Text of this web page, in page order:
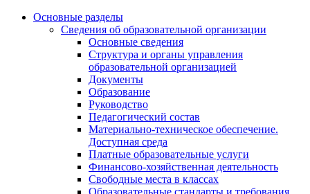
Основные разделы
Сведения об образовательной организации
Основные сведения
Структура и органы управления
образовательной организацией
Документы
Образование
Руководство
Педагогический состав
Материально-техническое обеспечение.
Доступная среда
Платные образовательные услуги
Финансово-хозяйственная деятельность
Свободные места в классах
Образовательные стандарты и требования